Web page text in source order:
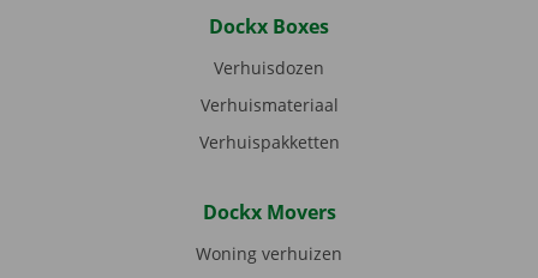
Dockx Boxes
Verhuisdozen
Verhuismateriaal
Verhuispakketten
Dockx Movers
Woning verhuizen